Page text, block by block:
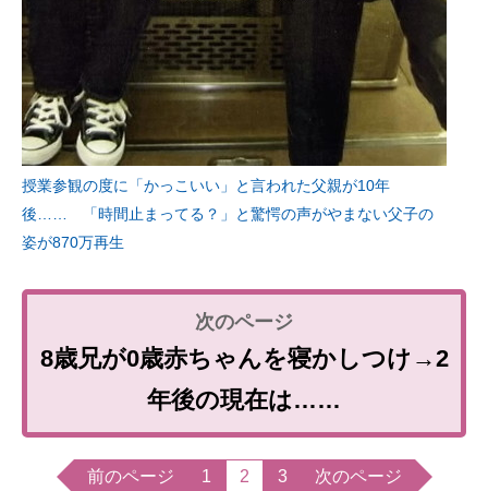
授業参観の度に「かっこいい」と言われた父親が10年
後…… 「時間止まってる？」と驚愕の声がやまない父子の
姿が870万再生
8歳兄が0歳赤ちゃんを寝かしつけ→2
年後の現在は……
前のページ 1 2 3 次のページ